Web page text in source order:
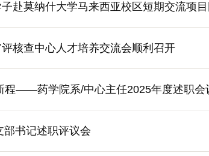
赴莫纳什大学马来西亚校区短期交流项
核查中心人才培养交流会顺利召开
程——药学院系/中心主任2025年度述职会
书记述职评议会